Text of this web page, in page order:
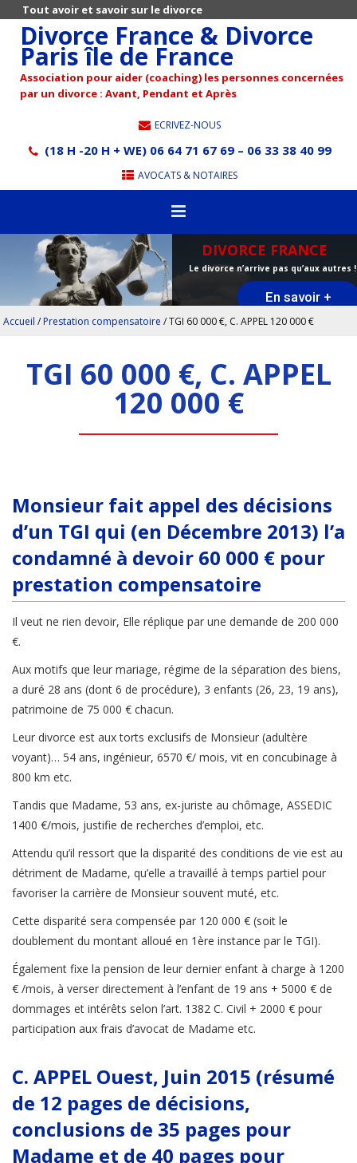
Tout avoir et savoir sur le divorce
Divorce France & Divorce
Paris île de France
Association pour aider (coaching) les personnes concernées
par un divorce : Avant, Pendant et Après
ECRIVEZ-NOUS
(18 H -20 H + WE) 06 64 71 67 69 – 06 33 38 40 99
AVOCATS & NOTAIRES
DIVORCE FRANCE
Le divorce n’arrive pas qu’aux autres !
En savoir +
Accueil / Prestation compensatoire /TGI 60 000 €, C. APPEL 120 000 €
TGI 60 000 €, C. APPEL
120 000 €
Monsieur fait appel des décisions
d’un TGI qui (en Décembre 2013) l’a
condamné à devoir 60 000 € pour
prestation compensatoire
Il veut ne rien devoir, Elle réplique par une demande de 200 000
€.
Aux motifs que leur mariage, régime de la séparation des biens,
a duré 28 ans (dont 6 de procédure), 3 enfants (26, 23, 19 ans),
patrimoine de 75 000 € chacun.
Leur divorce est aux torts exclusifs de Monsieur (adultère
voyant)… 54 ans, ingénieur, 6570 €/ mois, vit en concubinage à
800 km etc.
Tandis que Madame, 53 ans, ex-juriste au chômage, ASSEDIC
1400 €/mois, justifie de recherches d’emploi, etc.
Attendu qu’il ressort que la disparité des conditions de vie est au
détriment de Madame, qu’elle a travaillé à temps partiel pour
favoriser la carrière de Monsieur souvent muté, etc.
Cette disparité sera compensée par 120 000 € (soit le
doublement du montant alloué en 1ère instance par le TGI).
Également fixe la pension de leur dernier enfant à charge à 1200
€ /mois, à verser directement à l’enfant de 19 ans + 5000 € de
dommages et intérêts selon l’art. 1382 C. Civil + 2000 € pour
participation aux frais d’avocat de Madame etc.
C. APPEL Ouest, Juin 2015 (résumé
de 12 pages de décisions,
conclusions de 35 pages pour
Madame et de 40 pages pour